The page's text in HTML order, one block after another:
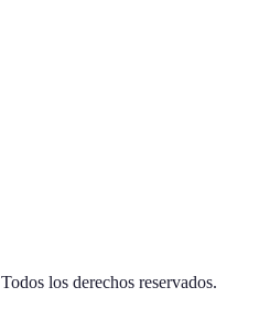
Todos los derechos reservados.